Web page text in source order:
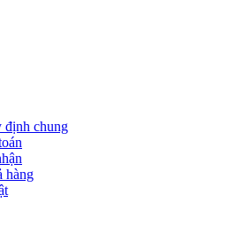
định chung
hàng